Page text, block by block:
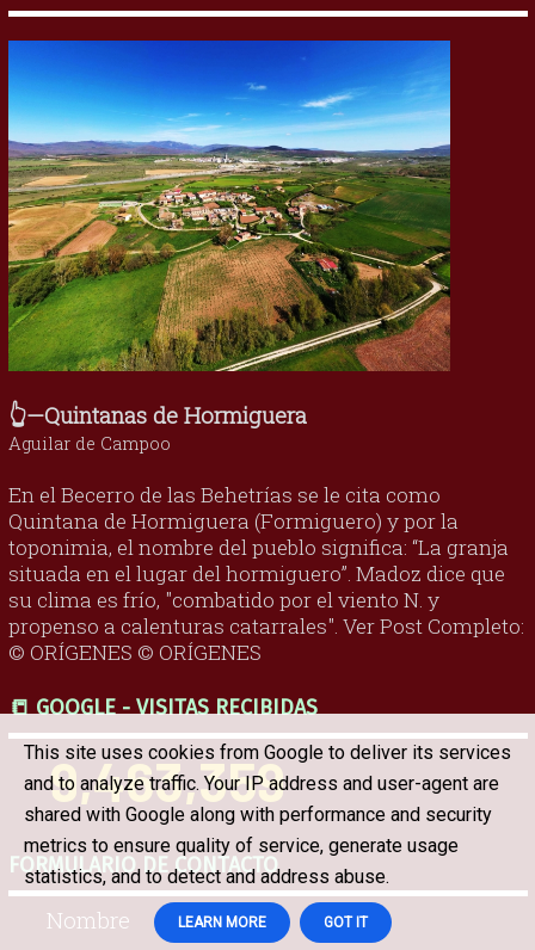
👆—Quintanas de Hormiguera
Aguilar de Campoo
En el Becerro de las Behetrías se le cita como
Quintana de Hormiguera (Formiguero) y por la
toponimia, el nombre del pueblo significa: “La granja
situada en el lugar del hormiguero”. Madoz dice que
su clima es frío, "combatido por el viento N. y
propenso a calenturas catarrales". Ver Post Completo:
© ORÍGENES © ORÍGENES
📒 GOOGLE - VISITAS RECIBIDAS
9,463,359
FORMULARIO DE CONTACTO
Nombre
This site uses cookies from Google to deliver its services
and to analyze traffic. Your IP address and user-agent are
shared with Google along with performance and security
metrics to ensure quality of service, generate usage
statistics, and to detect and address abuse.
LEARN MORE GOT IT